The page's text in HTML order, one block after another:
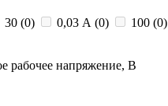
30 (0) 0,03 А (0) 100 (0)
рабочее напряжение, В